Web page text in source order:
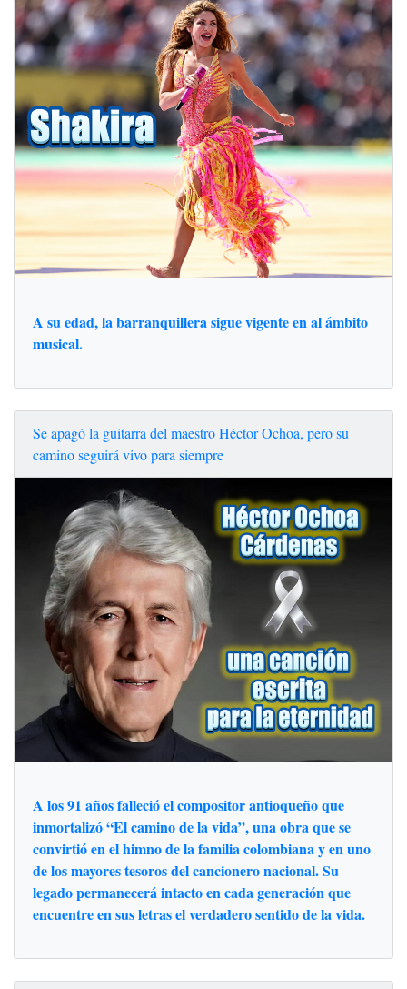
A su edad, la barranquillera sigue vigente en al ámbito
musical.
Se apagó la guitarra del maestro Héctor Ochoa, pero su
camino seguirá vivo para siempre
A los 91 años falleció el compositor antioqueño que
inmortalizó “El camino de la vida”, una obra que se
convirtió en el himno de la familia colombiana y en uno
de los mayores tesoros del cancionero nacional. Su
legado permanecerá intacto en cada generación que
encuentre en sus letras el verdadero sentido de la vida.